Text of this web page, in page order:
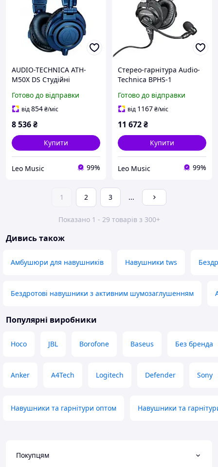
AUDIO-TECHNICA ATH-
M50X DS Студійні
Готово до відправки
від854₴/міс
8 536₴
Купити
Leo Music 99%
Стерео-гарнітура Audio-
Technica BPHS-1
Готово до відправки
від 1167₴/міс
11 672₴
Купити
Leo Music 99%
1 2 3 ...
Показано 1 - 29 товарів з 300+
Дивись також
Амбушюри для навушників Навушники tws
Бездротові навушники з активним шумозаглушенням
Популярні виробники
Hoco JBL Borofone Baseus Без бренда
Anker A4Tech Logitech Defender Sony
Навушники та гарнітури оптом Навушники та
Покупцям